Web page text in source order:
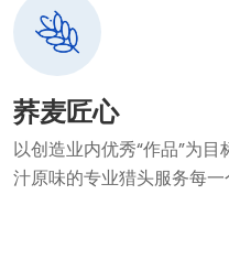
荞麦匠心
以创造业内优秀“作品”为
汁原味的专业猎头服务每一